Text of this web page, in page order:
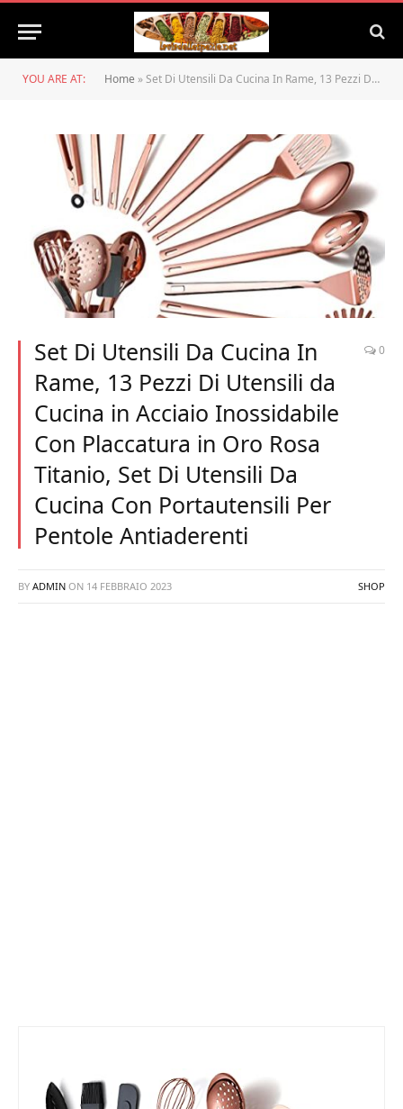
YOU ARE AT: Home »Set Di Utensili Da Cucina In Rame, 13 Pezzi Di Utensili da Cucina in Acciaio Inossidabile Con Placcatura in Oro Rosa Titanio, Set Di Utensili Da Cucina Con Portautensili Per Pentole Antiaderenti
Set Di Utensili Da Cucina In
Rame, 13 Pezzi Di Utensili da
Cucina in Acciaio Inossidabile
Con Placcatura in Oro Rosa
Titanio, Set Di Utensili Da
Cucina Con Portautensili Per
Pentole Antiaderenti
0
BY ADMIN ON 14 FEBBRAIO 2023 SHOP